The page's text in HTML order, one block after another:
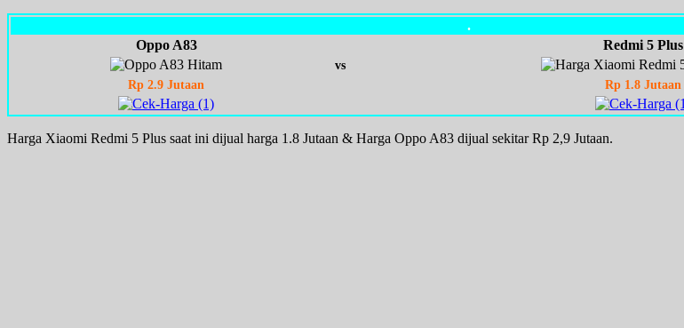
.
Oppo A83
Redmi 5 Plus
vs
Rp 2.9 Jutaan
Rp 1.8 Jutaan
Harga Xiaomi Redmi 5 Plus saat ini dijual harga 1.8 Jutaan & Harga Oppo A83 dijual sekitar Rp 2,9 Jutaan.